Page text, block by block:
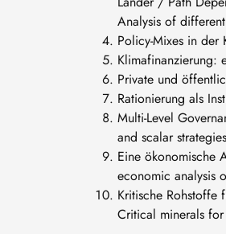
Analysis of
Policy-Mixes in der
Klimafinanzierung:
Private und
Rationierung als
Multi-Level
and scalar
Eine ökonomische
economic analysis
Kritische
Critical minerals